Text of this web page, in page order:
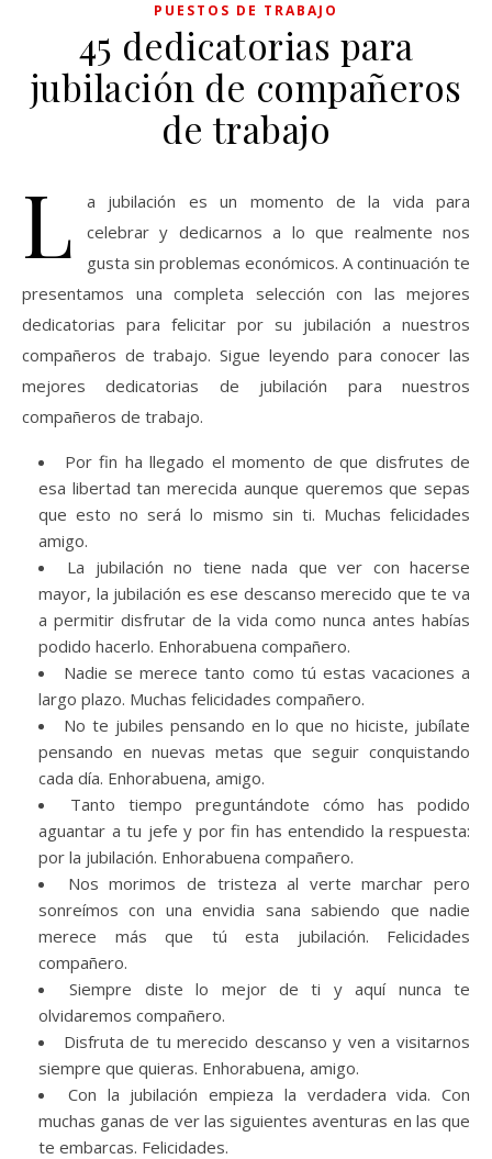
PUESTOS DE TRABAJO
45 dedicatorias para
jubilación de compañeros
de trabajo
L
a jubilación es un momento de la vida para
celebrar y dedicarnos a lo que realmente nos
gusta sin problemas económicos. A continuación te
presentamos una completa selección con las mejores
dedicatorias para felicitar por su jubilación a nuestros
compañeros de trabajo. Sigue leyendo para conocer las
mejores dedicatorias de jubilación para nuestros
compañeros de trabajo.
Por fin ha llegado el momento de que disfrutes de
esa libertad tan merecida aunque queremos que sepas
que esto no será lo mismo sin ti. Muchas felicidades
amigo.
La jubilación no tiene nada que ver con hacerse
mayor, la jubilación es ese descanso merecido que te va
a permitir disfrutar de la vida como nunca antes habías
podido hacerlo. Enhorabuena compañero.
Nadie se merece tanto como tú estas vacaciones a
largo plazo. Muchas felicidades compañero.
No te jubiles pensando en lo que no hiciste, jubílate
pensando en nuevas metas que seguir conquistando
cada día. Enhorabuena, amigo.
Tanto tiempo preguntándote cómo has podido
aguantar a tu jefe y por fin has entendido la respuesta:
por la jubilación. Enhorabuena compañero.
Nos morimos de tristeza al verte marchar pero
sonreímos con una envidia sana sabiendo que nadie
merece más que tú esta jubilación. Felicidades
compañero.
Siempre diste lo mejor de ti y aquí nunca te
olvidaremos compañero.
Disfruta de tu merecido descanso y ven a visitarnos
siempre que quieras. Enhorabuena, amigo.
Con la jubilación empieza la verdadera vida. Con
muchas ganas de ver las siguientes aventuras en las que
te embarcas. Felicidades.